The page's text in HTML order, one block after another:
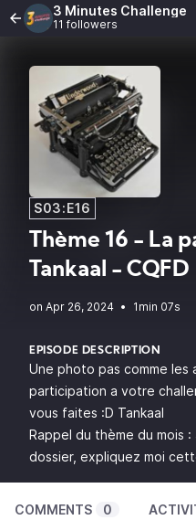
3 Minutes Challenge
11 followers
S03:E16
Thème 16 - La
Tankaal - CQFD
• 1min 07s
EPISODE DESCRIPTION
Une photo pas comme les
participation a votre
vous faites :D Tankaal
Rappel du thème du mois
dossier, expliquez moi
COMMENTS 0